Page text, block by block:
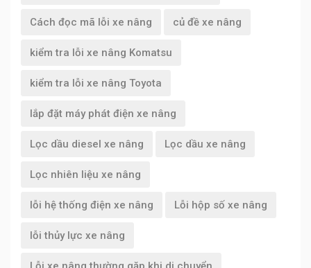
Cách đọc mã lỗi xe nâng củ đề xe nâng
kiểm tra lỗi xe nâng Komatsu
kiểm tra lỗi xe nâng Toyota
lắp đặt máy phát điện xe nâng
Lọc dầu diesel xe nâng Lọc dầu xe nâng
Lọc nhiên liệu xe nâng
lỗi hệ thống điện xe nâng Lỗi hộp số xe nâng
lỗi thủy lực xe nâng